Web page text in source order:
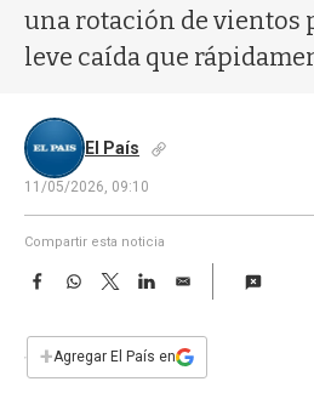
una rotación de vientos
leve caída que
El País
11/05/2026, 09:10
Compartir esta noticia
F
e
b
W
s
T
w
t
L
E
i
l
+Agregar El País en